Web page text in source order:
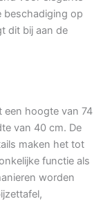
beschadiging op
dit bij aan de
een hoogte van 74
van 40 cm. De
maken het tot
functie als
worden